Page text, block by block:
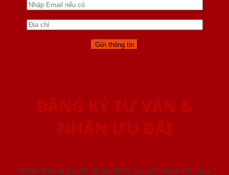
ĐĂNG KÝ TƯ VẤN &
NHẬN ƯU ĐÃI
Nhập thông tin để nhận được tư vấn miễn phí qua